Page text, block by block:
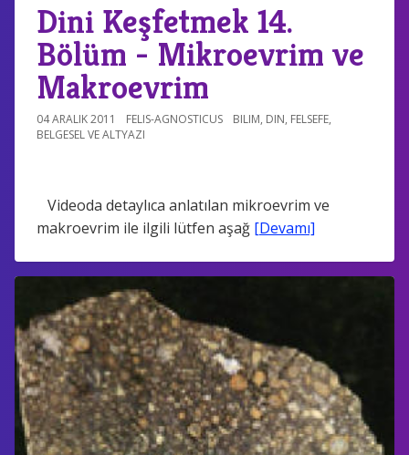
Dini Keşfetmek 14.
Bölüm - Mikroevrim ve
Makroevrim
04 ARALIK 2011 FELIS-AGNOSTICUS BILIM, DIN, FELSEFE,
BELGESEL VE ALTYAZI
Videoda detaylıca anlatılan mikroevrim ve
makroevrim ile ilgili lütfen aşağ [Devamı]